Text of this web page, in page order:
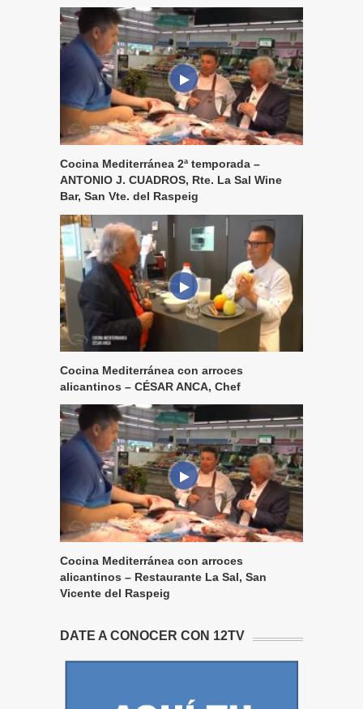
Cocina Mediterránea 2ª temporada –
ANTONIO J. CUADROS, Rte. La Sal Wine
Bar, San Vte. del Raspeig
Cocina Mediterránea con arroces
alicantinos – CÉSAR ANCA, Chef
Cocina Mediterránea con arroces
alicantinos – Restaurante La Sal, San
Vicente del Raspeig
DATE A CONOCER CON 12TV